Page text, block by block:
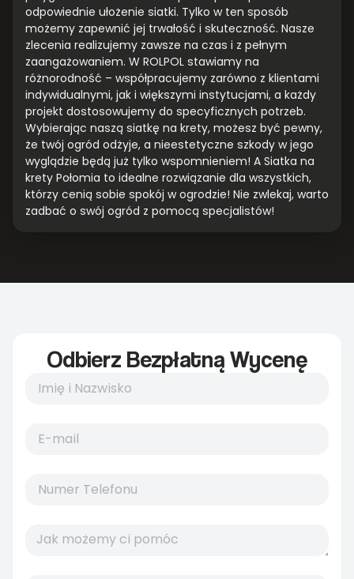
odpowiednie ułożenie siatki. Tylko w ten sposób
możemy zapewnić jej trwałość i skuteczność. Nasze
zlecenia realizujemy zawsze na czas i z pełnym
zaangażowaniem. W ROLPOL stawiamy na
różnorodność – współpracujemy zarówno z klientami
indywidualnymi, jak i większymi instytucjami, a każdy
projekt dostosowujemy do specyficznych potrzeb.
Wybierając naszą siatkę na krety, możesz być pewny,
że twój ogród odżyje, a nieestetyczne szkody w jego
wyglądzie będą już tylko wspomnieniem! A Siatka na
krety Połomia to idealne rozwiązanie dla wszystkich,
którzy cenią sobie spokój w ogrodzie! Nie zwlekaj, warto
zadbać o swój ogród z pomocą specjalistów!
Odbierz Bezpłatną Wycenę